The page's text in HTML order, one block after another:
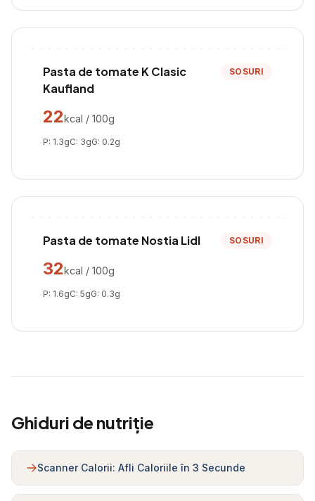
Pasta de tomate K Clasic
Kaufland
SOSURI
22kcal / 100g
P: 1.3gC: 3gG: 0.2g
Pasta de tomate Nostia Lidl SOSURI
32kcal / 100g
P: 1.6gC: 5gG: 0.3g
Ghiduri de nutriție
Scanner Calorii: Afli Caloriile în 3 Secunde